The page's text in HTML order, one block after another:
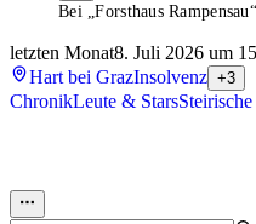
Bei „Forsthaus
letzten Monat8. Juli 2026 um
Hart bei GrazInsolvenz +3
ChronikLeute & Stars